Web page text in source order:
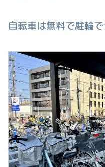
自転車は無料で駐輪で